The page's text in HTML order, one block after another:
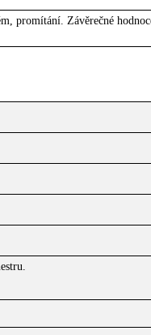
promítání. Závěrečné